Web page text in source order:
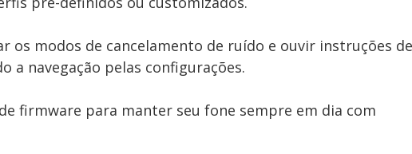
os modos de cancelamento de ruído e ouvir instruções de
a navegação pelas configurações.
firmware para manter seu fone sempre em dia com